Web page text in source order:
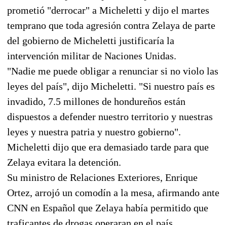
prometió "derrocar" a Micheletti y dijo el martes
temprano que toda agresión contra Zelaya de parte
del gobierno de Micheletti justificaría la
intervención militar de Naciones Unidas.
"Nadie me puede obligar a renunciar si no violo las
leyes del país", dijo Micheletti. "Si nuestro país es
invadido, 7.5 millones de hondureños están
dispuestos a defender nuestro territorio y nuestras
leyes y nuestra patria y nuestro gobierno".
Micheletti dijo que era demasiado tarde para que
Zelaya evitara la detención.
Su ministro de Relaciones Exteriores, Enrique
Ortez, arrojó un comodín a la mesa, afirmando ante
CNN en Español que Zelaya había permitido que